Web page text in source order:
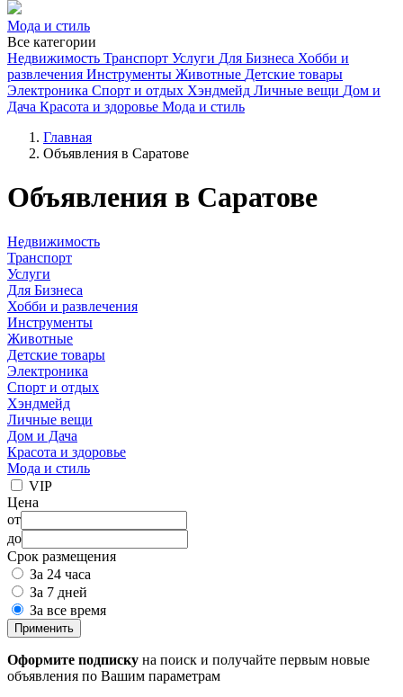
Мода и стиль
Все категории
Недвижимость Транспорт Услуги Для Бизнеса Хобби и
развлечения Инструменты Животные Детские товары
Электроника Спорт и отдых Хэндмейд Личные вещи Дом и
Дача Красота и здоровье Мода и стиль
Главная
Объявления в Саратове
Объявления в Саратове
Недвижимость
Транспорт
Услуги
Для Бизнеса
Хобби и развлечения
Инструменты
Животные
Детские товары
Электроника
Спорт и отдых
Хэндмейд
Личные вещи
Дом и Дача
Красота и здоровье
Мода и стиль
VIP
Цена
от
до
Срок размещения
За 24 часа
За 7 дней
За все время
Применить
Оформите подписку на поиск и получайте первым новые
объявления по Вашим параметрам